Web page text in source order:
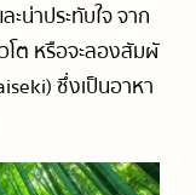
น่าประทับใจ จาก
โต หรือจะลองสัมผั
ซึ่งเป็นอาหา